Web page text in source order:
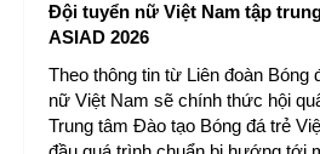
Đội tuyển nữ Việt Nam tập
ASIAD 2026
Theo thông tin từ Liên đoàn Bóng
nữ Việt Nam sẽ chính thức hội
Trung tâm Đào tạo Bóng đá trẻ